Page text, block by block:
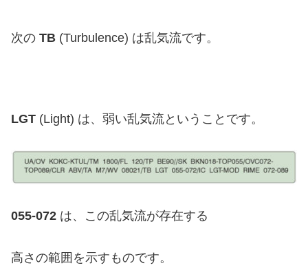
次の TB (Turbulence) は乱気流です。
LGT (Light) は、弱い乱気流ということです。
055-072 は、この乱気流が存在する
高さの範囲を示すものです。